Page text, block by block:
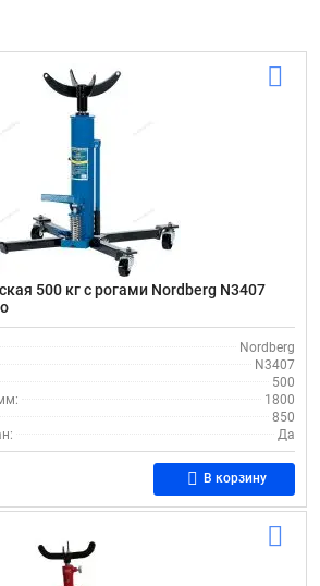
500 кг с рогами Nordberg N3407
Nordberg
N3407
500
1800
850
Да
В корзину